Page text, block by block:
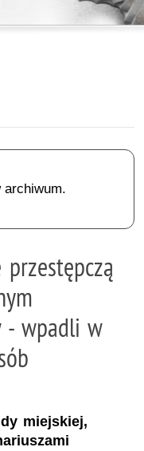
archiwum.
- wpadli w
miejskiej,